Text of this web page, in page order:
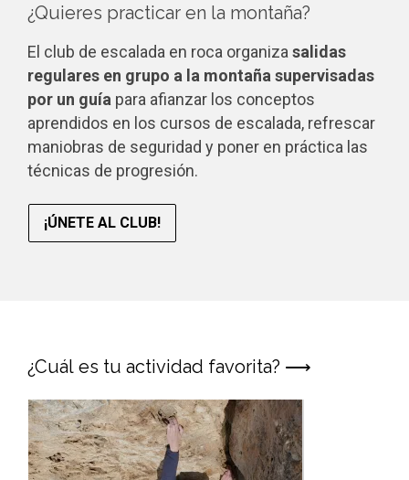
¿Quieres practicar en la montaña?
El club de escalada en roca organiza salidas
regulares en grupo a la montaña supervisadas
por un guía para afianzar los conceptos
aprendidos en los cursos de escalada, refrescar
maniobras de seguridad y poner en práctica las
técnicas de progresión.
¡ÚNETE AL CLUB!
¿Cuál es tu actividad favorita? ⟶